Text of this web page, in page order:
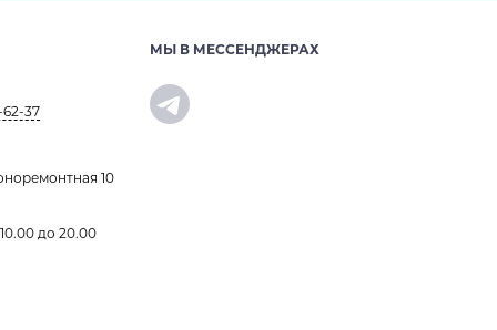
37
10
до 20.00
МЫ В МЕССЕНДЖЕРАХ